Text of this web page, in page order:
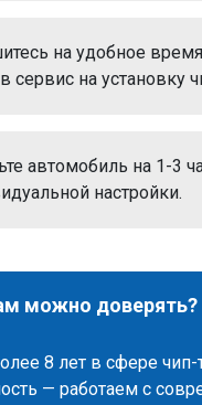
на удобное
сервис на установку
автомобиль на 1-3
настройки.
можно доверять?
8 лет в сфере чип-
— работаем с